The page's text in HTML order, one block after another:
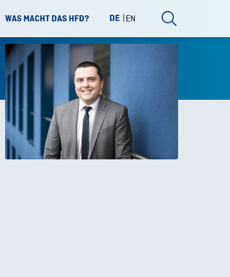
WAS MACHT DAS HFD? DE EN